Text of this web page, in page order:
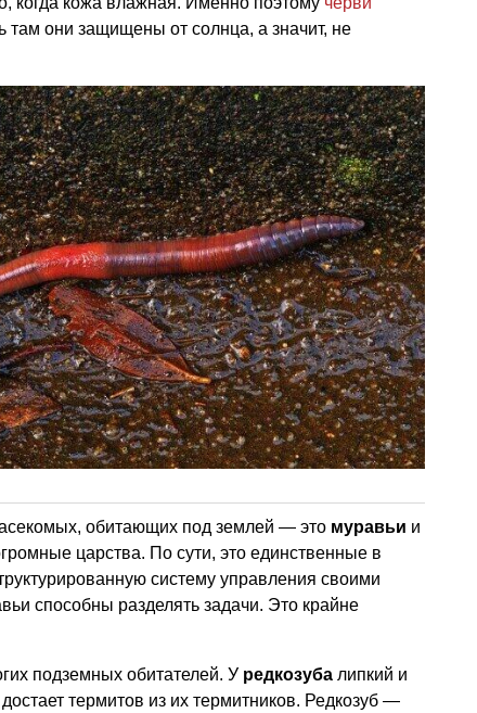
там они защищены от солнца, а значит, не
обитающих под землей — это муравьи и
царства. По сути, это единственные в
систему управления своими
способны разделять задачи. Это крайне
подземных обитателей. У редкозуба липкий и
термитов из их термитников. Редкозуб —